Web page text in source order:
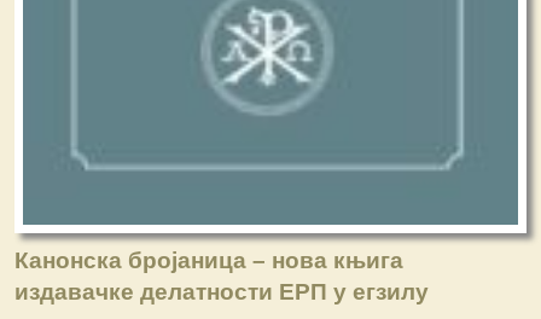
Канонска бројаница – нова књига
издавачке делатности ЕРП у егзилу